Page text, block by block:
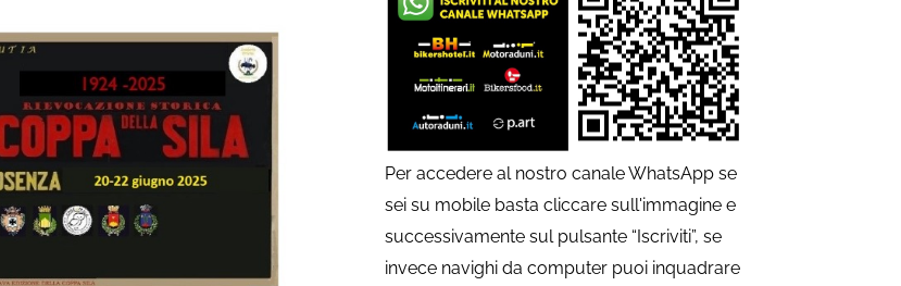
Per accedere al nostro canale WhatsApp se
sei su mobile basta cliccare sull'immagine e
successivamente sul pulsante “Iscriviti”, se
invece navighi da computer puoi inquadrare